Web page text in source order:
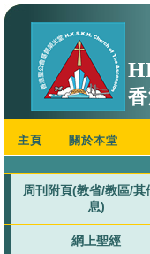
主頁 關於本堂
周刊附頁(教省/教區/其
息)
網上聖經